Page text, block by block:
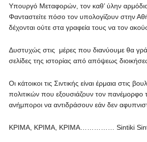
Υπουργό Μεταφορών, τον καθ’ ύλην
Φανταστείτε πόσο τον υπολογίζουν στην
δέχονται ούτε στα γραφεία τους να τον
Δυστυχώς στις μέρες που διανύουμε θα
σελίδες της ιστορίας από απόψεως
Οι κάτοικοι τις Σιντικής είναι έρμαια στις
πολιτικών που εξουσιάζουν τον πανέμορφο
ανήμποροι να αντιδράσουν εάν δεν
ΚΡΙΜΑ, ΚΡΙΜΑ, ΚΡΙΜΑ…………… Sintiki